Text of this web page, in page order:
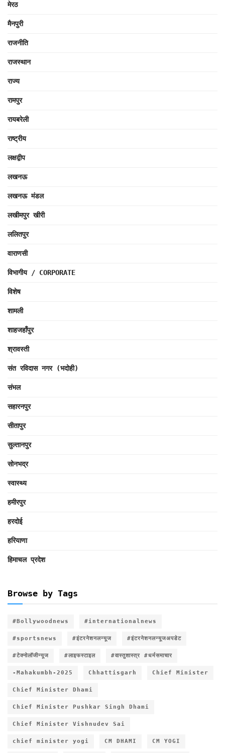
मेरठ
मैनपुरी
राजनीति
राजस्थान
राज्य
रामपुर
रायबरेली
राष्ट्रीय
लक्षद्वीप
लखनऊ
लखनऊ मंडल
लखीमपुर खीरी
ललितपुर
वाराणसी
विभागीय / CORPORATE
विशेष
शामली
शाहजहाँपुर
श्रावस्ती
संत रविदास नगर (भदोही)
संभल
सहारनपुर
सीतापुर
सुल्तानपुर
सोनभद्र
स्वास्थ्य
हमीरपुर
हरदोई
हरियाणा
हिमाचल प्रदेश
Browse by Tags
#Bollywoodnews #internationalnews
#sportsnews #इंटरनेशनलन्यूज #इंटरनेशनलन्यूजअपडेट
#टेक्नोलॉजीन्यूज #लाइफस्टाइल #वास्तुशास्त्र #धर्मसमाचार
-Mahakumbh-2025 Chhattisgarh Chief Minister
Chief Minister Dhami
Chief Minister Pushkar Singh Dhami
Chief Minister Vishnudev Sai
chief minister yogi CM DHAMI CM YOGI